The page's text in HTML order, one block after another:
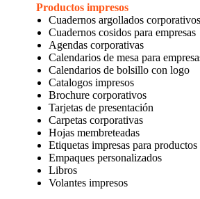
Productos impresos
Cuadernos argollados corporativos
Cuadernos cosidos para empresas
Agendas corporativas
Calendarios de mesa para
Calendarios de bolsillo con logo
Catalogos impresos
Brochure corporativos
Tarjetas de presentación
Carpetas corporativas
Hojas membreteadas
Etiquetas impresas para productos
Empaques personalizados
Libros
Volantes impresos